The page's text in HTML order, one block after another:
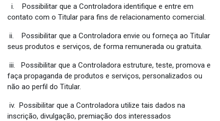
i. Possibilitar que a Controladora identifique e entre em
contato com o Titular para fins de relacionamento comercial.
ii. Possibilitar que a Controladora envie ou forneça ao Titular
seus produtos e serviços, de forma remunerada ou gratuita.
iii. Possibilitar que a Controladora estruture, teste, promova e
faça propaganda de produtos e serviços, personalizados ou
não ao perfil do Titular.
iv. Possibilitar que a Controladora utilize tais dados na
inscrição, divulgação, premiação dos interessados